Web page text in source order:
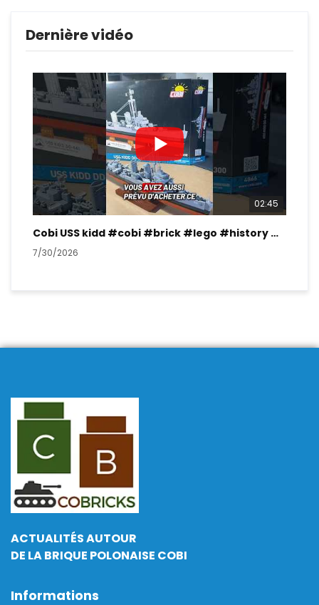
Dernière vidéo
02:45
Cobi USS kidd #cobi #brick #lego #history #ww2
7/30/2026
ACTUALITÉS AUTOUR
DE LA BRIQUE POLONAISE COBI
Informations